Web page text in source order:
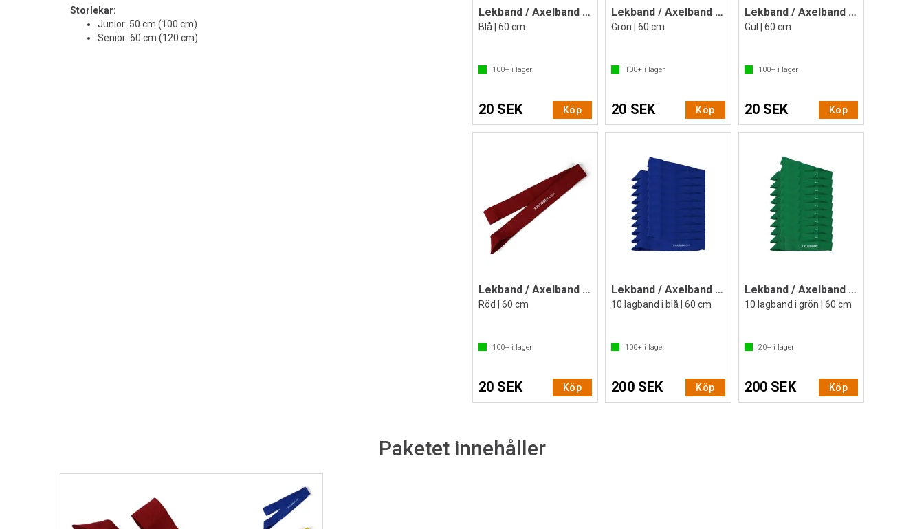
Storlekar:
Junior: 50 cm (100 cm)
Senior: 60 cm (120 cm)
Lekband / Axelband 1 st
Blå | 60 cm
100+ i lager
20 SEK Köp
Lekband / Axelband 1 st
Grön | 60 cm
100+ i lager
20 SEK Köp
Lekband / Axelband 1 st
Gul | 60 cm
100+i lager
20 SEK Köp
Lekband / Axelband 1 st
Röd | 60 cm
100+ i lager
20 SEK Köp
Lekband / Axelband Senior 10 st
10 lagband i blå | 60 cm
100+ i lager
200 SEK Köp
Lekband / Axelband Senior 10 st
10 lagband i grön | 60 cm
20+i lager
200 SEK Köp
Paketet innehåller